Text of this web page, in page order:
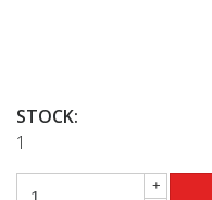
STOCK:
1
+